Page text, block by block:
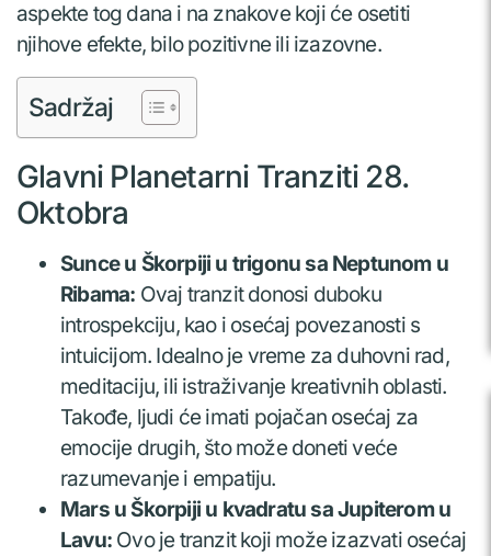
aspekte tog dana i na znakove koji će osetiti
njihove efekte, bilo pozitivne ili izazovne.
Sadržaj
Glavni Planetarni Tranziti 28.
Oktobra
Sunce u Škorpiji u trigonu sa Neptunom u
Ribama: Ovaj tranzit donosi duboku
introspekciju, kao i osećaj povezanosti s
intuicijom. Idealno je vreme za duhovni rad,
meditaciju, ili istraživanje kreativnih oblasti.
Takođe, ljudi će imati pojačan osećaj za
emocije drugih, što može doneti veće
razumevanje i empatiju.
Mars u Škorpiji u kvadratu sa Jupiterom u
Lavu: Ovo je tranzit koji može izazvati osećaj